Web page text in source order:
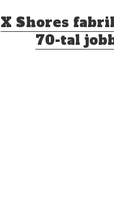
Nästa
inlägg:
X Shores
70-tal